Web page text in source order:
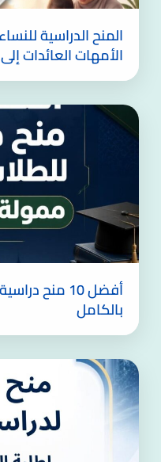
المنح الدراسية
الأمهات العائدات
أفضل 10 منح
بالكامل